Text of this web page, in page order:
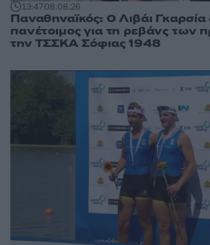
13:4708.08.26
Παναθηναϊκός: Ο Λιβάι Γκαρσία
πανέτοιμος για τη ρεβάνς των
την ΤΣΣΚΑ Σόφιας 1948